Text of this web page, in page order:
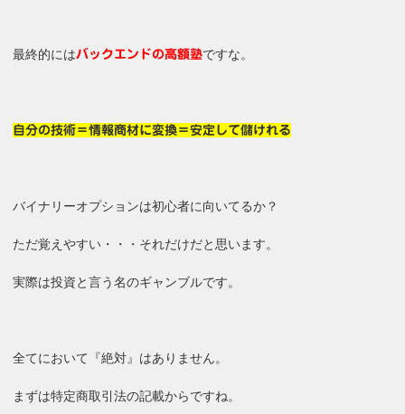
最終的にはバックエンドの高額塾ですな。
自分の技術＝情報商材に変換＝安定して儲けれる
バイナリーオプションは初心者に向いてるか？
ただ覚えやすい・・・それだけだと思います。
実際は投資と言う名のギャンブルです。
全てにおいて『絶対』はありません。
まずは特定商取引法の記載からですね。